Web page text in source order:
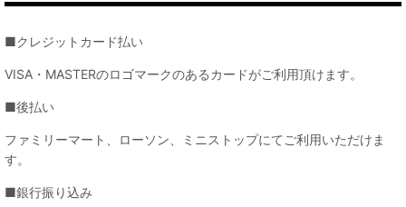
■クレジットカード払い
VISA・MASTERのロゴマークのあるカードがご利用頂けます。
■後払い
ファミリーマート、ローソン、ミニストップにてご利用いただけま
す。
■銀行振り込み